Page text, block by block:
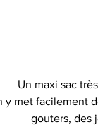
Un maxi sac
y met facilement
gouters, des